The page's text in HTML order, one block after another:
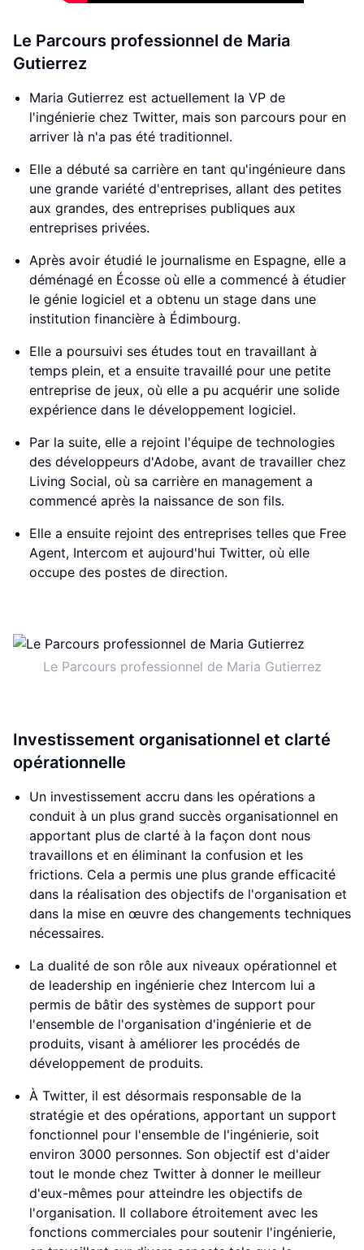
Le Parcours professionnel de Maria
Gutierrez
Maria Gutierrez est actuellement la VP de
l'ingénierie chez Twitter, mais son parcours pour en
arriver là n'a pas été traditionnel.
Elle a débuté sa carrière en tant qu'ingénieure dans
une grande variété d'entreprises, allant des petites
aux grandes, des entreprises publiques aux
entreprises privées.
Après avoir étudié le journalisme en Espagne, elle a
déménagé en Écosse où elle a commencé à étudier
le génie logiciel et a obtenu un stage dans une
institution financière à Édimbourg.
Elle a poursuivi ses études tout en travaillant à
temps plein, et a ensuite travaillé pour une petite
entreprise de jeux, où elle a pu acquérir une solide
expérience dans le développement logiciel.
Par la suite, elle a rejoint l'équipe de technologies
des développeurs d'Adobe, avant de travailler chez
Living Social, où sa carrière en management a
commencé après la naissance de son fils.
Elle a ensuite rejoint des entreprises telles que Free
Agent, Intercom et aujourd'hui Twitter, où elle
occupe des postes de direction.
Le Parcours professionnel de Maria Gutierrez
Investissement organisationnel et clarté
opérationnelle
Un investissement accru dans les opérations a
conduit à un plus grand succès organisationnel en
apportant plus de clarté à la façon dont nous
travaillons et en éliminant la confusion et les
frictions. Cela a permis une plus grande efficacité
dans la réalisation des objectifs de l'organisation et
dans la mise en œuvre des changements techniques
nécessaires.
La dualité de son rôle aux niveaux opérationnel et
de leadership en ingénierie chez Intercom lui a
permis de bâtir des systèmes de support pour
l'ensemble de l'organisation d'ingénierie et de
produits, visant à améliorer les procédés de
développement de produits.
À Twitter, il est désormais responsable de la
stratégie et des opérations, apportant un support
fonctionnel pour l'ensemble de l'ingénierie, soit
environ 3000 personnes. Son objectif est d'aider
tout le monde chez Twitter à donner le meilleur
d'eux-mêmes pour atteindre les objectifs de
l'organisation. Il collabore étroitement avec les
fonctions commerciales pour soutenir l'ingénierie,